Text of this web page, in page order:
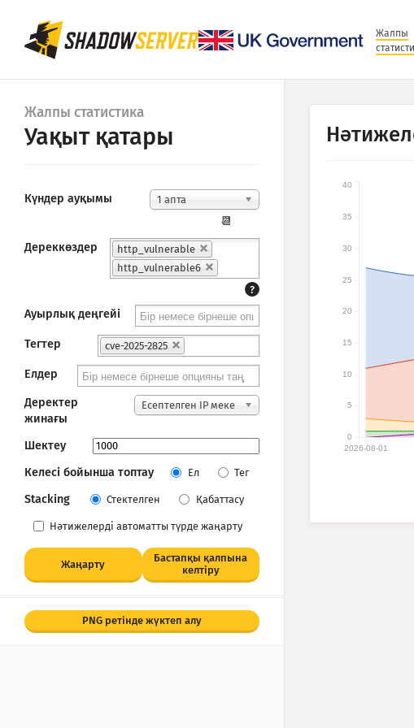
Жалпы
Жалпы статистика
Уақыт қатары
Күндер ауқымы 1 апта
📆
Дереккөздер
http_vulnerable
http_vulnerable6
?
Ауырлық деңгейі
Тегтер cve-2025-2825
Елдер
Деректер
жинағы
Есептелген IP меке
Шектеу
Келесі бойынша топтау
Ел Тег
Stacking Стектелген Қабаттасу
Нәтижелерді автоматты түрде жаңарту
Жаңарту
Бастапқы қалпына
келтіру
PNG ретінде жүктеп алу
2026-08-01
0
5
10
15
20
25
30
35
40